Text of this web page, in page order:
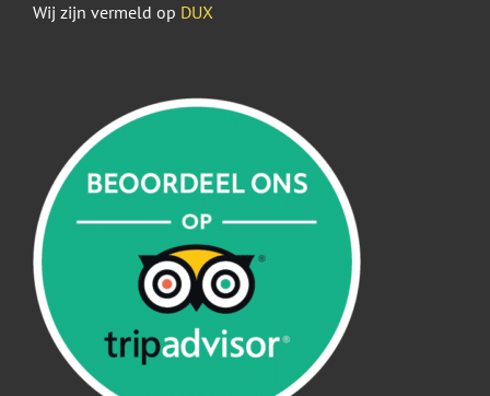
Wij zijn vermeld op DUX